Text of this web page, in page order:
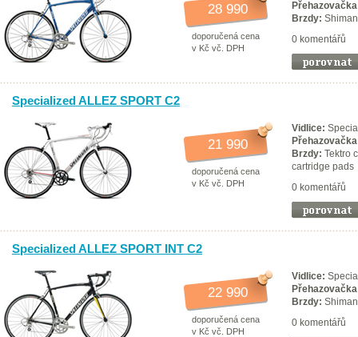
28 990
doporučená cena
v Kč vč. DPH
Brzdy:
0 komentářů
Specialized ALLEZ SPORT C2
21 990
doporučená cena
v Kč vč. DPH
Vidlice:
Brzdy: Tektro
cartridge pads
0 komentářů
Specialized ALLEZ SPORT INT C2
22 990
doporučená cena
v Kč vč. DPH
Vidlice:
Brzdy:
0 komentářů